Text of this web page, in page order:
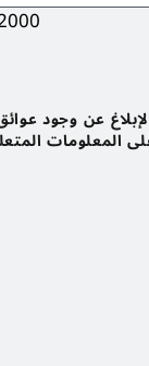
عن وجود
المعلومات